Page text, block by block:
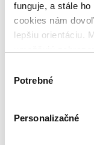
funguje, a stále
cookies nám
lepšiu orientáciu.
keby sme mohli
súhlasu
Potrebné
Personalizačné